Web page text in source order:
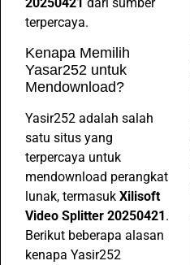
20250421 dari sumber
terpercaya.
Kenapa Memilih
Yasar252 untuk
Mendownload?
Yasir252 adalah salah
satu situs yang
terpercaya untuk
mendownload perangkat
lunak, termasuk Xilisoft
Video Splitter 20250421.
Berikut beberapa alasan
kenapa Yasir252